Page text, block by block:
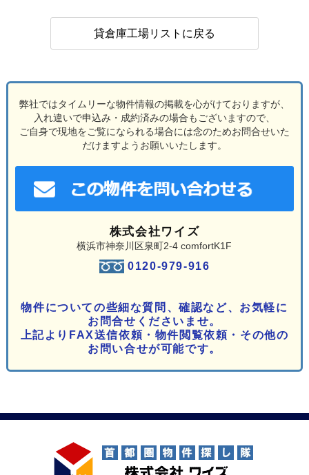
貸倉庫工場リストに戻る
弊社ではタイムリーな物件情報の掲載を心がけておりますが、
入れ違いで申込み・成約済みの場合もございますので、
ご自身で現地をご覧になられる場合には念のためお問合せいた
だけますようお願いいたします。
株式会社ワイズ
横浜市神奈川区泉町2-4 comfortK1F
0120-979-916
物件についての些細な質問、確認など、お気軽に
お問合せくださいませ。
上記よりFAX送信依頼・物件閲覧依頼・その他の
お問い合せが可能です。